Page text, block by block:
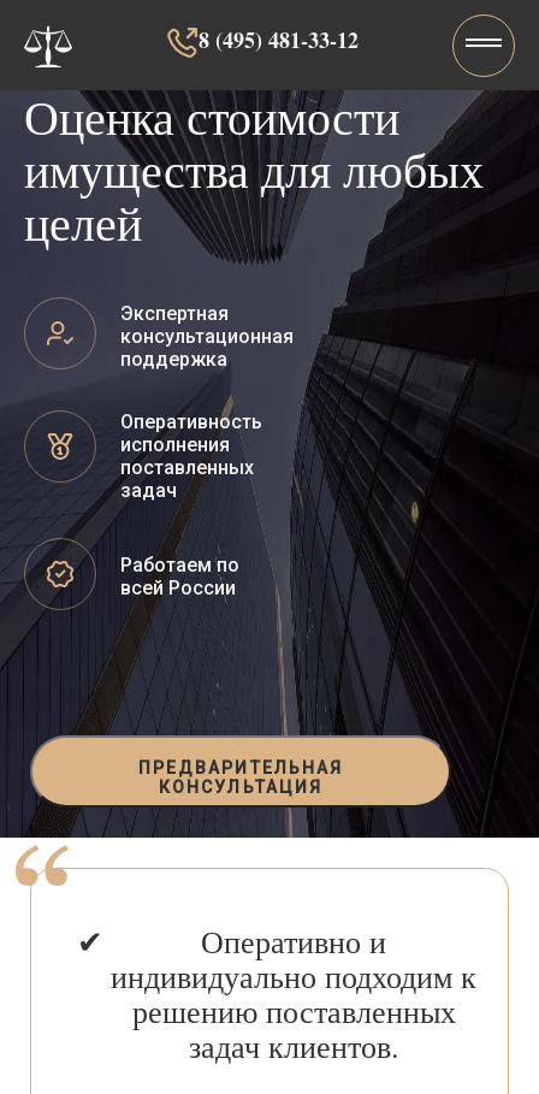
8 (495) 481-33-12‬‬
Оценка стоимости
имущества для любых
целей
Экспертная
консультационная
поддержка
Оперативность
исполнения
поставленных
задач
Работаем по
всей России
ПРЕДВАРИТЕЛЬНАЯ
КОНСУЛЬТАЦИЯ
Оперативно и
индивидуально подходим к
решению поставленных
задач клиентов.